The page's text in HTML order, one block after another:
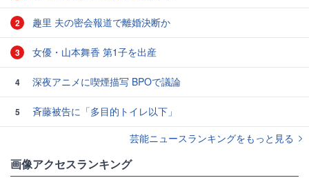
2 趣里 夫の密会報道で離婚決断か
3 女優・山本舞香 第1子を出産
4 深夜アニメに喫煙描写 BPOで議論
5
斉藤被告に「多目的トイレ以下」
芸能ニュースランキングをもっと見る
画像アクセスランキング